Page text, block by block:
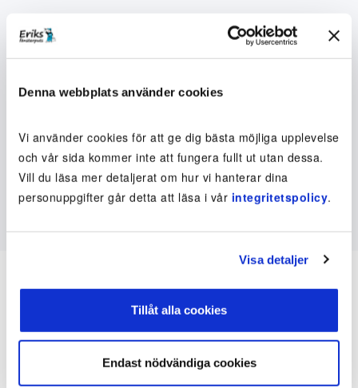
Denna webbplats använder cookies
Vi använder cookies för att ge dig bästa möjliga upplevelse
och vår sida kommer inte att fungera fullt ut utan dessa.
Vill du läsa mer detaljerat om hur vi hanterar dina
personuppgifter går detta att läsa i vår integritetspolicy.
Visa detaljer
Tillåt alla cookies
Endast nödvändiga cookies
Inte kund ännu? Kom
igång nu!